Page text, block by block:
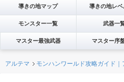
導きの地マップ 導きの地レ
モンスター一覧 武器一
マスター最強武器 マスター序
アルテマ モンハンワールド攻略ガイド